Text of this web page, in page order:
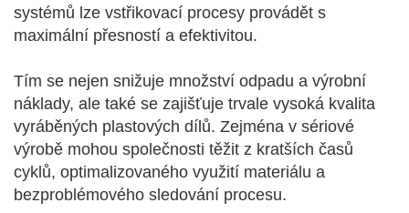
systémů lze vstřikovací procesy provádět s
maximální přesností a efektivitou.
Tím se nejen snižuje množství odpadu a výrobní
náklady, ale také se zajišťuje trvale vysoká kvalita
vyráběných plastových dílů. Zejména v sériové
výrobě mohou společnosti těžit z kratších časů
cyklů, optimalizovaného využití materiálu a
bezproblémového sledování procesu.